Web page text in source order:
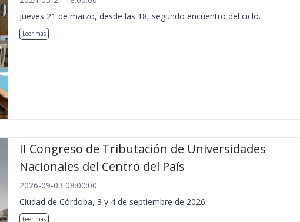
Jueves 21 de marzo, desde las 18, segundo encuentro del ciclo.
Leer más
II Congreso de Tributación de Universidades
Nacionales del Centro del País
2026-09-03 08:00:00
Ciudad de Córdoba, 3 y 4 de septiembre de 2026.
Leer más